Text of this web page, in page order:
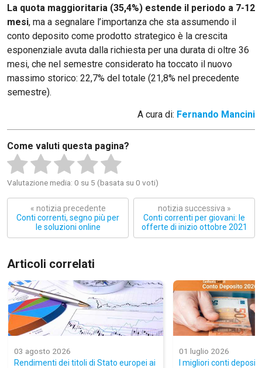
La quota maggioritaria (35,4%) estende il periodo a 7-12
mesi, ma a segnalare l’importanza che sta assumendo il
conto deposito come prodotto strategico è la crescita
esponenziale avuta dalla richiesta per una durata di oltre 36
mesi, che nel semestre considerato ha toccato il nuovo
massimo storico: 22,7% del totale (21,8% nel precedente
semestre).
A cura di: Fernando Mancini
Come valuti questa pagina?
Valutazione media: 0 su 5 (basata su 0 voti)
« notizia precedente
Conti correnti, segno più per
le soluzioni online
notizia successiva »
Conti correnti per giovani: le
offerte di inizio ottobre 2021
Articoli correlati
03 agosto 2026
Rendimenti dei titoli di Stato europei ai
01 luglio 2026
I migliori conti